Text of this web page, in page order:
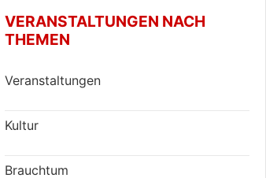
VERANSTALTUNGEN NACH
THEMEN
Veranstaltungen
Kultur
Brauchtum